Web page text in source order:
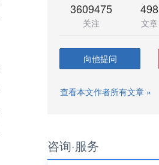
3609475
关注
498
文章
向他提问
查看本文作者所有文章 »
咨询·服务